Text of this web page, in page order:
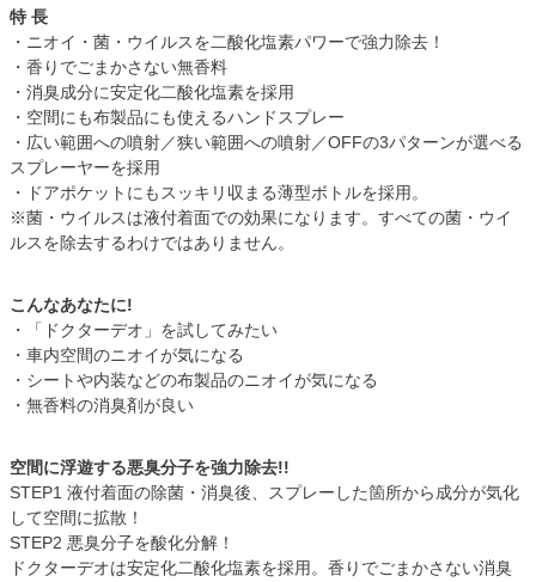
特 長
・ニオイ・菌・ウイルスを二酸化塩素パワーで強力除去！
・香りでごまかさない無香料
・消臭成分に安定化二酸化塩素を採用
・空間にも布製品にも使えるハンドスプレー
・広い範囲への噴射／狭い範囲への噴射／OFFの3パターンが選べる
スプレーヤーを採用
・ドアポケットにもスッキリ収まる薄型ボトルを採用。
※菌・ウイルスは液付着面での効果になります。すべての菌・ウイ
ルスを除去するわけではありません。
こんなあなたに!
・「ドクターデオ」を試してみたい
・車内空間のニオイが気になる
・シートや内装などの布製品のニオイが気になる
・無香料の消臭剤が良い
空間に浮遊する悪臭分子を強力除去!!
STEP1 液付着面の除菌・消臭後、スプレーした箇所から成分が気化
して空間に拡散！
STEP2 悪臭分子を酸化分解！
ドクターデオは安定化二酸化塩素を採用。香りでごまかさない消臭